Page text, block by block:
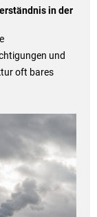
in der
und
oft bares